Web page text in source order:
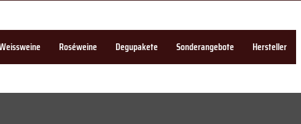
Roséweine Degupakete Sonderangebote Hersteller